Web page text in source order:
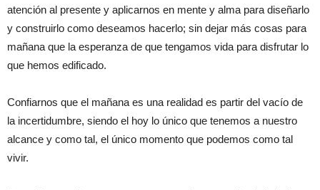
atención al presente y aplicarnos en mente y alma para diseñarlo
y construirlo como deseamos hacerlo; sin dejar más cosas para
mañana que la esperanza de que tengamos vida para disfrutar lo
que hemos edificado.
Confiarnos que el mañana es una realidad es partir del vacío de
la incertidumbre, siendo el hoy lo único que tenemos a nuestro
alcance y como tal, el único momento que podemos como tal
vivir.